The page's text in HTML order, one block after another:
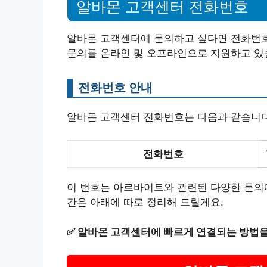
알바몬 고객센터 전화번호
알바몬 고객센터에 문의하고 싶다면 전화
문의를 온라인 및 오프라인으로 지원하고 있
전화번호 안내
알바몬 고객센터 전화번호는 다음과 같습니
전화번호
이 번호는 아르바이트와 관련된 다양한 문
간은 아래에 따로 정리해 드릴게요.
✅ 알바몬 고객센터에 빠르게 연결되는 방법